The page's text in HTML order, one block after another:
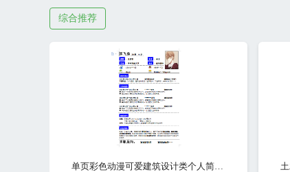
综合推荐
单页彩色动漫可爱建筑设计类个人简历模板免费下载